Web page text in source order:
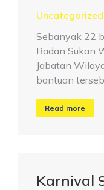
Uncategorized
Sebanyak 22
Badan Sukan
Jabatan
bantuan
Read more
Karnival